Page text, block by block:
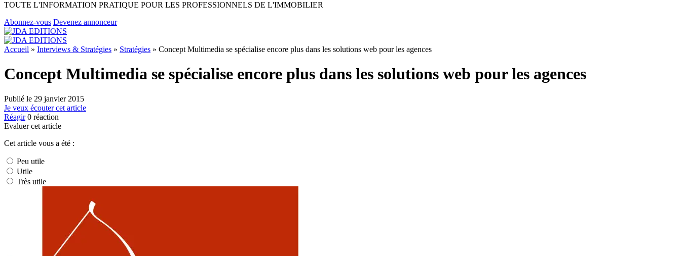
TOUTE L'INFORMATION PRATIQUE POUR LES PROFESSIONNELS DE L'IMMOBILIER
Abonnez-vous Devenez annonceur
Accueil » Interviews & Stratégies » Stratégies » Concept Multimedia se spécialise encore plus dans les solutions web pour les agences
Concept Multimedia se spécialise encore plus dans les solutions web pour les agences
Publié le 29 janvier 2015
Je veux écouter cet article
Réagir 0 réaction
Evaluer cet article
Cet article vous a été :
Peu utile
Utile
Très utile